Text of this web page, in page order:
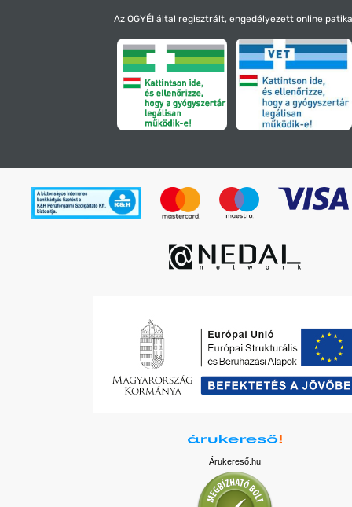
Az OGYÉI által regisztrált, engedélyezett online
Árukereső.hu